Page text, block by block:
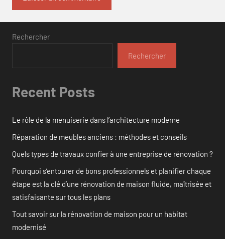
Rechercher
Rechercher
Recent Posts
Le rôle de la menuiserie dans l’architecture moderne
Réparation de meubles anciens : méthodes et conseils
Quels types de travaux confier à une entreprise de rénovation ?
Pourquoi s’entourer de bons professionnels et planifier chaque
étape est la clé d’une rénovation de maison fluide, maîtrisée et
satisfaisante sur tous les plans
Tout savoir sur la rénovation de maison pour un habitat
modernisé